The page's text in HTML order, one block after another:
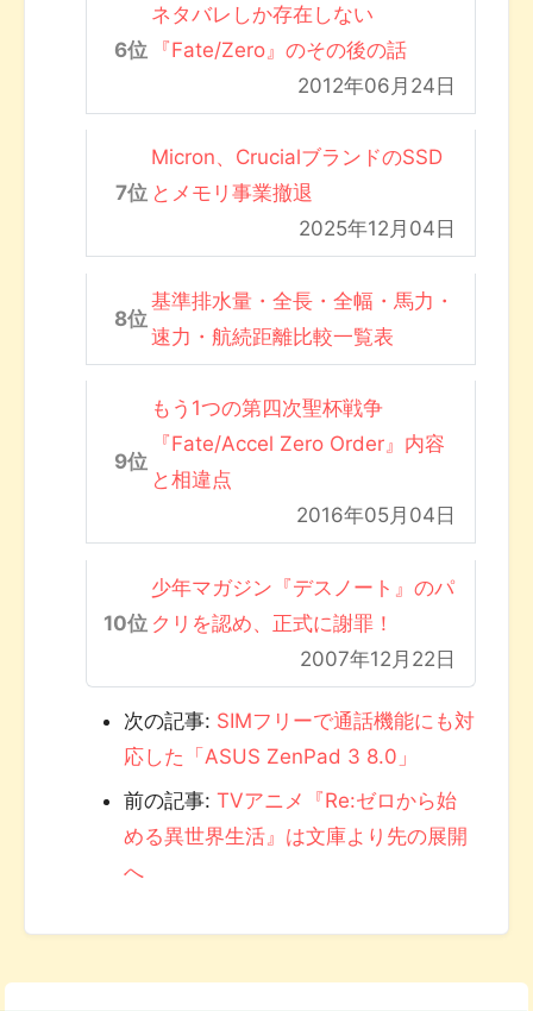
ネタバレしか存在しない
『Fate/Zero』のその後の話
2012年06月24日
Micron、CrucialブランドのSSD
とメモリ事業撤退
2025年12月04日
基準排水量・全長・全幅・馬力・
速力・航続距離比較一覧表
もう1つの第四次聖杯戦争
『Fate/Accel Zero Order』内容
と相違点
2016年05月04日
少年マガジン『デスノート』のパ
クリを認め、正式に謝罪！
2007年12月22日
次の記事: SIMフリーで通話機能にも対
応した「ASUS ZenPad 3 8.0」
前の記事: TVアニメ『Re:ゼロから始
める異世界生活』は文庫より先の展開
へ